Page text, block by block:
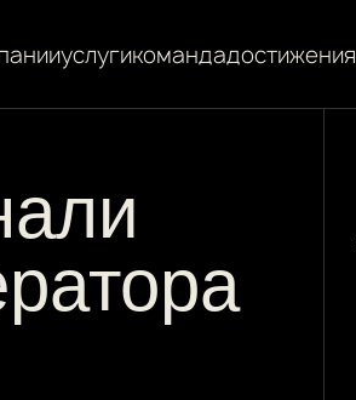
услугикомандадостижения